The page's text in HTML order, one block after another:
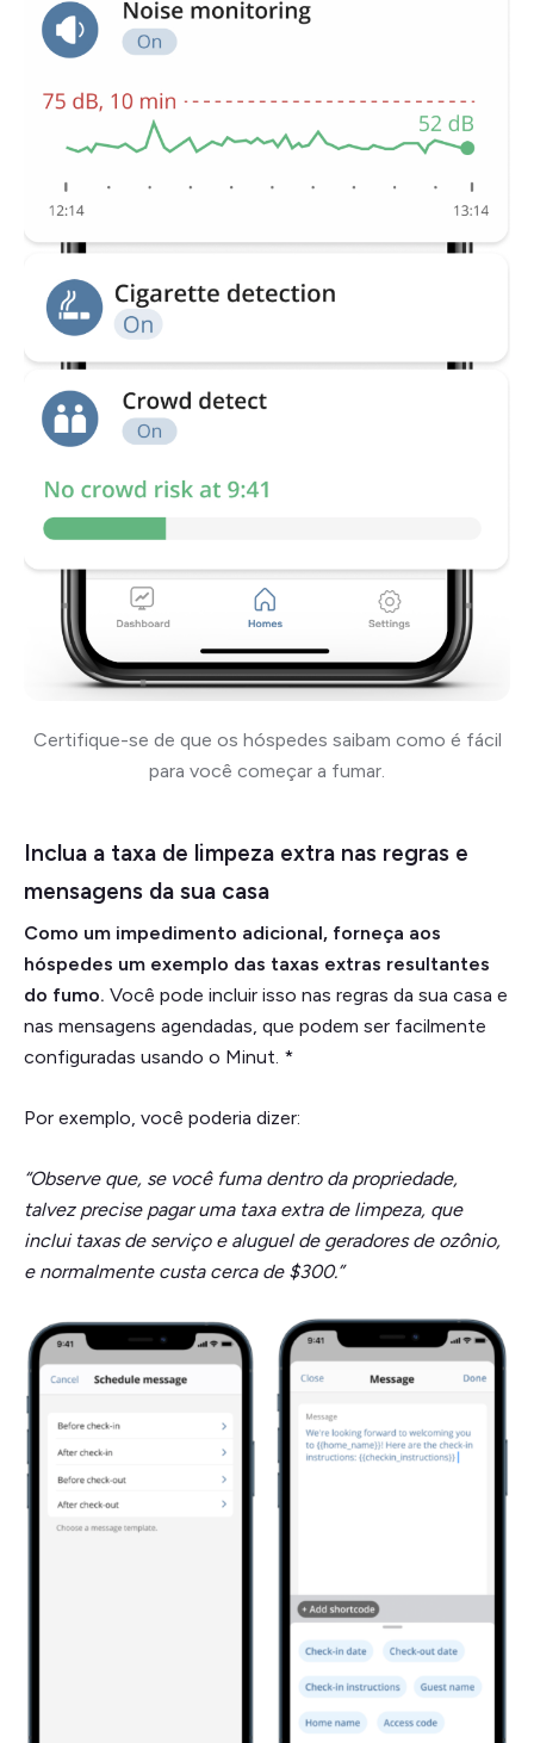
Certifique-se de que os hóspedes saibam como é fácil
para você começar a fumar.
Inclua a taxa de limpeza extra nas regras e
mensagens da sua casa
Como um impedimento adicional, forneça aos
hóspedes um exemplo das taxas extras resultantes
do fumo. Você pode incluir isso nas regras da sua casa e
nas mensagens agendadas, que podem ser facilmente
configuradas usando o Minut. *
Por exemplo, você poderia dizer:
“Observe que, se você fuma dentro da propriedade,
talvez precise pagar uma taxa extra de limpeza, que
inclui taxas de serviço e aluguel de geradores de ozônio,
e normalmente custa cerca de $300.”